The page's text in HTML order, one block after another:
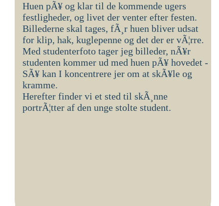
Huen pÃ¥ og klar til de kommende ugers
festligheder, og livet der venter efter festen.
Billederne skal tages, fÃ¸r huen bliver udsat
for klip, hak, kuglepenne og det der er vÃ¦rre.
Med studenterfoto tager jeg billeder, nÃ¥r
studenten kommer ud med huen pÃ¥ hovedet -
SÃ¥ kan I koncentrere jer om at skÃ¥le og
kramme.
Herefter finder vi et sted til skÃ¸nne
portrÃ¦tter af den unge stolte student.